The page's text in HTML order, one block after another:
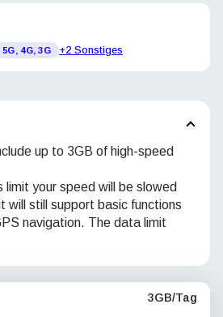
5G, 4G, 3G +2 Sonstiges
up to 3GB of high-speed
limit your speed will be slowed
will still support basic functions
navigation. The data limit
3GB/Tag